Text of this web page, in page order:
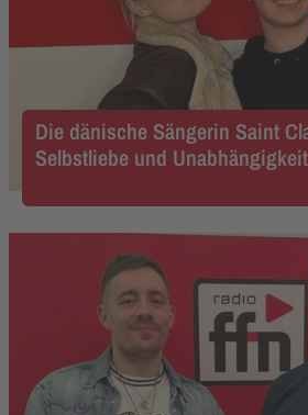
Die dänische Sängerin Saint
Selbstliebe und Unabhängigkeit